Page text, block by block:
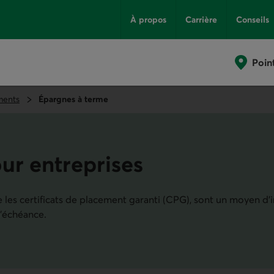
À propos Carrière Conseils
Épargnes à terme
entreprises
certificats de placement garanti (CPG), sont un moyen